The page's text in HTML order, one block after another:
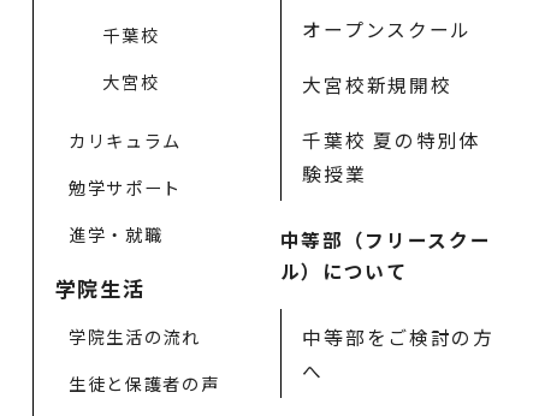
千葉校
大宮校
カリキュラム
勉学サポート
進学・就職
学院生活
学院生活の流れ
生徒と保護者の声
オープンスクール
大宮校新規開校
千葉校 夏の特別体
験授業
中等部（フリースクー
ル）について
中等部をご検討の方
へ